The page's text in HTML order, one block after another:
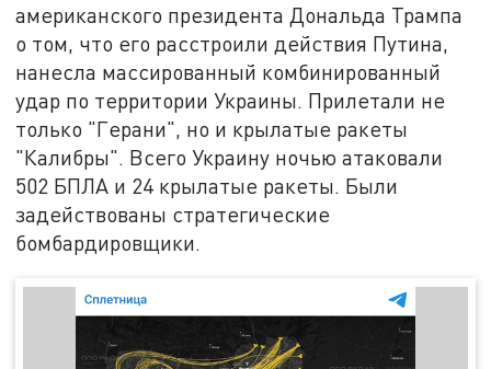
американского президента Дональда Трампа
о том, что его расстроили действия Путина,
нанесла массированный комбинированный
удар по территории Украины. Прилетали не
только "Герани", но и крылатые ракеты
"Калибры". Всего Украину ночью атаковали
502 БПЛА и 24 крылатые ракеты. Были
задействованы стратегические
бомбардировщики.